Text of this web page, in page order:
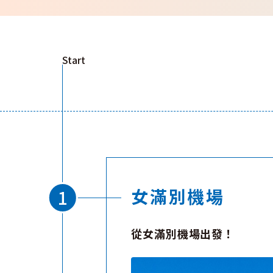
Start
女滿別機場
從女滿別機場出發！